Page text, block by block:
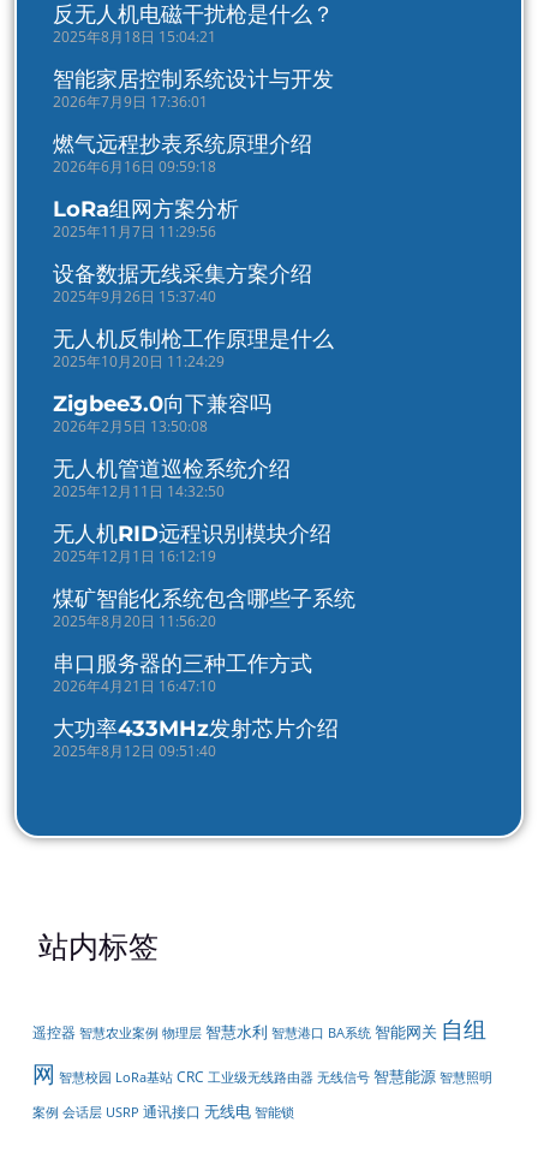
反无人机电磁干扰枪是什么？
2025年8月18日 15:04:21
智能家居控制系统设计与开发
2026年7月9日 17:36:01
燃气远程抄表系统原理介绍
2026年6月16日 09:59:18
LoRa组网方案分析
2025年11月7日 11:29:56
设备数据无线采集方案介绍
2025年9月26日 15:37:40
无人机反制枪工作原理是什么
2025年10月20日 11:24:29
Zigbee3.0向下兼容吗
2026年2月5日 13:50:08
无人机管道巡检系统介绍
2025年12月11日 14:32:50
无人机RID远程识别模块介绍
2025年12月1日 16:12:19
煤矿智能化系统包含哪些子系统
2025年8月20日 11:56:20
串口服务器的三种工作方式
2026年4月21日 16:47:10
大功率433MHz发射芯片介绍
2025年8月12日 09:51:40
站内标签
遥控器 智慧农业案例 物理层 智慧水利 智慧港口 BA系统 智能网关 自组
网 智慧校园 LoRa基站 CRC 工业级无线路由器 无线信号 智慧能源 智慧照明
案例 会话层 USRP 通讯接口 无线电 智能锁